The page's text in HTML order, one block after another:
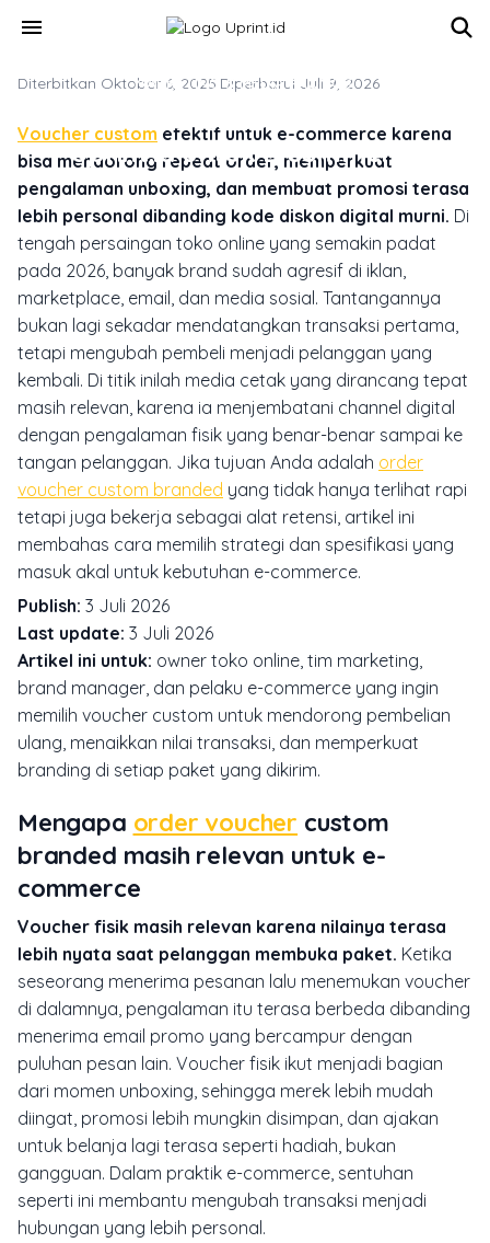
menu
MARKETING & MEDIA PROMOSI
Order Voucher Custom Branded
Uprint.id untuk E-commerce
Diterbitkan Oktober 6, 2025 Diperbarui Juli 9, 2026
Voucher custom efektif untuk e-commerce karena
bisa mendorong repeat order, memperkuat
pengalaman unboxing, dan membuat promosi terasa
lebih personal dibanding kode diskon digital murni. Di
tengah persaingan toko online yang semakin padat
pada 2026, banyak brand sudah agresif di iklan,
marketplace, email, dan media sosial. Tantangannya
bukan lagi sekadar mendatangkan transaksi pertama,
tetapi mengubah pembeli menjadi pelanggan yang
kembali. Di titik inilah media cetak yang dirancang tepat
masih relevan, karena ia menjembatani channel digital
dengan pengalaman fisik yang benar-benar sampai ke
tangan pelanggan. Jika tujuan Anda adalah order
voucher custom branded yang tidak hanya terlihat rapi
tetapi juga bekerja sebagai alat retensi, artikel ini
membahas cara memilih strategi dan spesifikasi yang
masuk akal untuk kebutuhan e-commerce.
Publish: 3 Juli 2026
Last update: 3 Juli 2026
Artikel ini untuk: owner toko online, tim marketing,
brand manager, dan pelaku e-commerce yang ingin
memilih voucher custom untuk mendorong pembelian
ulang, menaikkan nilai transaksi, dan memperkuat
branding di setiap paket yang dikirim.
Mengapa order voucher custom
branded masih relevan untuk e-
commerce
Voucher fisik masih relevan karena nilainya terasa
lebih nyata saat pelanggan membuka paket. Ketika
seseorang menerima pesanan lalu menemukan voucher
di dalamnya, pengalaman itu terasa berbeda dibanding
menerima email promo yang bercampur dengan
puluhan pesan lain. Voucher fisik ikut menjadi bagian
dari momen unboxing, sehingga merek lebih mudah
diingat, promosi lebih mungkin disimpan, dan ajakan
untuk belanja lagi terasa seperti hadiah, bukan
gangguan. Dalam praktik e-commerce, sentuhan
seperti ini membantu mengubah transaksi menjadi
hubungan yang lebih personal.